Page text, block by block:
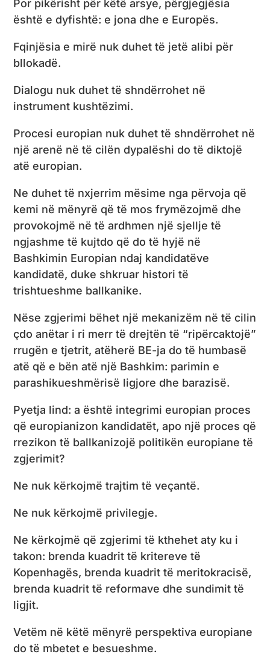
Por pikërisht për këtë arsye, përgjegjësia
është e dyfishtë: e jona dhe e Europës.
Fqinjësia e mirë nuk duhet të jetë alibi për
bllokadë.
Dialogu nuk duhet të shndërrohet në
instrument kushtëzimi.
Procesi europian nuk duhet të shndërrohet në
një arenë në të cilën dypalëshi do të diktojë
atë europian.
Ne duhet të nxjerrim mësime nga përvoja që
kemi në mënyrë që të mos frymëzojmë dhe
provokojmë në të ardhmen një sjellje të
ngjashme të kujtdo që do të hyjë në
Bashkimin Europian ndaj kandidatëve
kandidatë, duke shkruar histori të
trishtueshme ballkanike.
Nëse zgjerimi bëhet një mekanizëm në të cilin
çdo anëtar i ri merr të drejtën të “ripërcaktojë”
rrugën e tjetrit, atëherë BE-ja do të humbasë
atë që e bën atë një Bashkim: parimin e
parashikueshmërisë ligjore dhe barazisë.
Pyetja lind: a është integrimi europian proces
që europianizon kandidatët, apo një proces që
rrezikon të ballkanizojë politikën europiane të
zgjerimit?
Ne nuk kërkojmë trajtim të veçantë.
Ne nuk kërkojmë privilegje.
Ne kërkojmë që zgjerimi të kthehet aty ku i
takon: brenda kuadrit të kritereve të
Kopenhagës, brenda kuadrit të meritokracisë,
brenda kuadrit të reformave dhe sundimit të
ligjit.
Vetëm në këtë mënyrë perspektiva europiane
do të mbetet e besueshme.